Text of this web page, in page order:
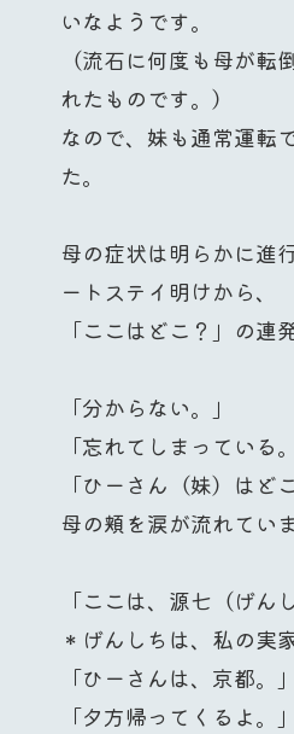
いなようです。
（流石に何度も母が転
れたものです。）
なので、妹も通常運転
た。
母の症状は明らかに進
ートステイ明けから、
「ここはどこ？」の連
「分からない。」
「忘れてしまっている。
「ひーさん（妹）はど
母の頬を涙が流れていま
「ここは、源七（げん
＊げんしちは、私の実
「ひーさんは、京都。」
「夕方帰ってくるよ。」